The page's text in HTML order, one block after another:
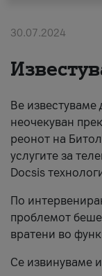
Надополни
Плати сметка
За нас
30.07.2024
Ве известуваме
неочекуван
реонот на
услугите за
Docsis
По
проблемот беше
вратени во
Се извинуваме